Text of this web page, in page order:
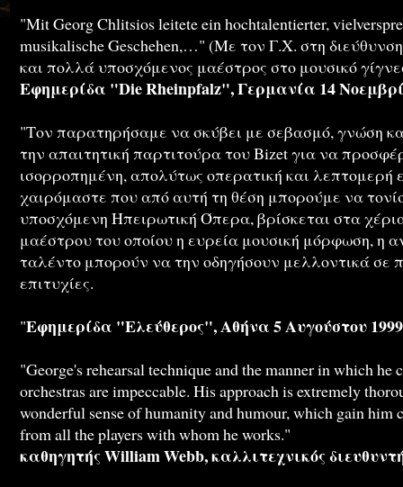
"Mit Georg Chlitsios leitete ein hochtalentierter,
musikalische Geschehen,…" (Με τον Γ.Χ. στη
και πολλά υποσχόμενος μαέστρος στο μουσικό
Εφημερίδα "Die Rheinpfalz", Γερμανία 14
"Τον παρατηρήσαμε να σκύβει με σεβασμό, γνώση
την απαιτητική παρτιτούρα του Bizet για να
ισορροπημένη, απολύτως οπερατική και λεπτομερή
χαιρόμαστε που από αυτή τη θέση μπορούμε να
υποσχόμενη Ηπειρωτική Όπερα, βρίσκεται στα
μαέστρου του οποίου η ευρεία μουσική μόρφωση, η
ταλέντο μπορούν να την οδηγήσουν μελλοντικά σε
επιτυχίες.
"Εφημερίδα "Ελεύθερος", Αθήνα 5 Αυγούστου 1999
"George's rehearsal technique and the manner in which he
orchestras are impeccable. His approach is extremely
wonderful sense of humanity and humour, which gain him
from all the players with whom he works."
καθηγητής William Webb, καλλιτεχνικός